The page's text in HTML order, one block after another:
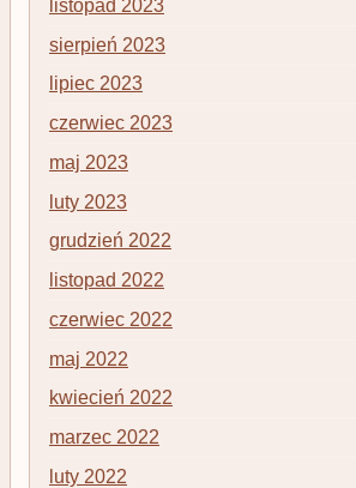
listopad 2023
sierpień 2023
lipiec 2023
czerwiec 2023
maj 2023
luty 2023
grudzień 2022
listopad 2022
czerwiec 2022
maj 2022
kwiecień 2022
marzec 2022
luty 2022